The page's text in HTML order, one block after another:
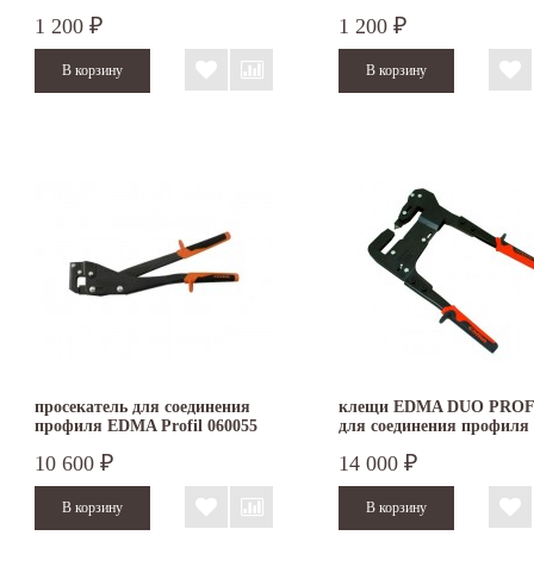
1 200 ₽ 1 200 ₽
просекатель для соединения
профиля EDMA Profil 060055
10 600 ₽
клещи EDMA DUO
для соединения профиля
14 000 ₽